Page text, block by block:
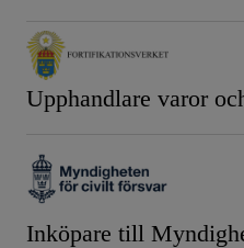
Upphandlare varor
Inköpare till